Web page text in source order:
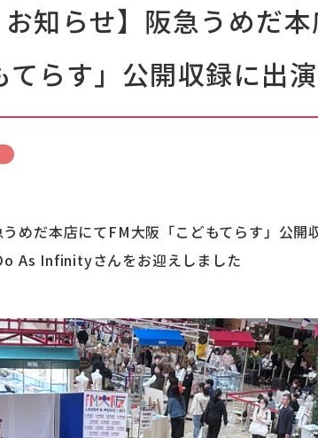
お知らせ】阪急うめだ
てらす」公開収録に出
めだ本店にてFM大阪「こどもてらす」公開
As Infinityさんをお迎えしました